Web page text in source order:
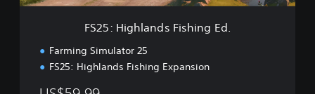
n
FS25: Highlands Fishing Ed.
Farming Simulator 25
FS25: Highlands Fishing Expansion